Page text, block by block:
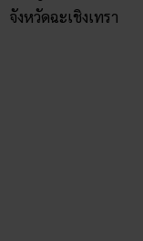
จังหวัดฉะเชิงเทรา